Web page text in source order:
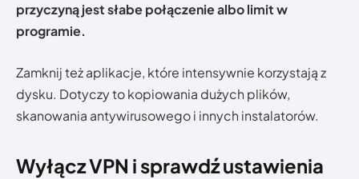
przyczyną jest słabe połączenie albo limit w
programie.
Zamknij też aplikacje, które intensywnie korzystają z
dysku. Dotyczy to kopiowania dużych plików,
skanowania antywirusowego i innych instalatorów.
Wyłącz VPN i sprawdź ustawienia